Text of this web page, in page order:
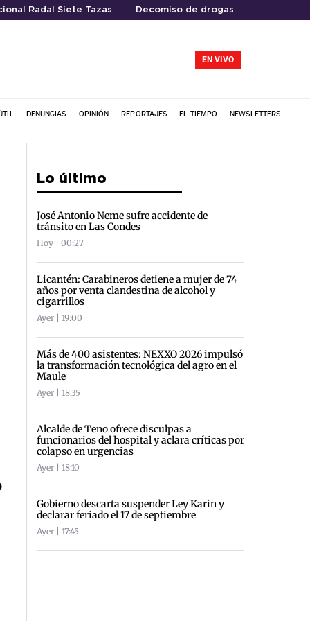
Radal Siete Tazas Decomiso de drogas
EN VIVO
DENUNCIAS OPINIÓN REPORTAJES EL TIEMPO NEWSLETTERS
Lo último
José Antonio Neme sufre accidente de
tránsito en Las Condes
Hoy | 00:27
Licantén: Carabineros detiene a mujer de 74
años por venta clandestina de alcohol y
cigarrillos
Ayer | 19:00
Más de 400 asistentes: NEXXO 2026 impulsó
la transformación tecnológica del agro en el
Maule
Ayer | 18:35
Alcalde de Teno ofrece disculpas a
funcionarios del hospital y aclara críticas por
colapso en urgencias
Ayer | 18:10
Gobierno descarta suspender Ley Karin y
declarar feriado el 17 de septiembre
Ayer | 17:45